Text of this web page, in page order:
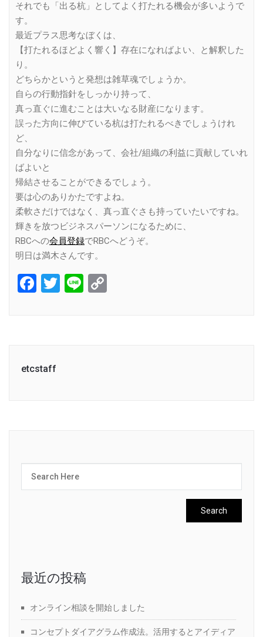
それでも「出る杭」としてよく打たれる機会が多いようで
す。
最近プラス思考なぼくは、
【打たれるほどよく響く】存在になればよい、と解釈した
り。
どちらかというと発想は雑草魂でしょうか。
自らの行動指針をしっかり持って、
真っ直ぐに進むことは大いなる財産になります。
誤った方向に伸びている杭は打たれるべきでしょうけれ
ど、
自分なりに信念があって、会社/組織の利益に貢献していれ
ばよいと
帰結させることができるでしょう。
要は心のありかたですよね。
柔軟さだけではなく、真っ直ぐさも持っていたいですね。
輝きを放つビジネスパーソンになるために、
RBCへの会員登録でRBCへどうぞ。
明日は満木さんです。
Facebook
Twitter
Line
etcstaff
最近の投稿
オンライン相談を開始しました
コンセプトダイアグラム作成法。活用するとアイディア